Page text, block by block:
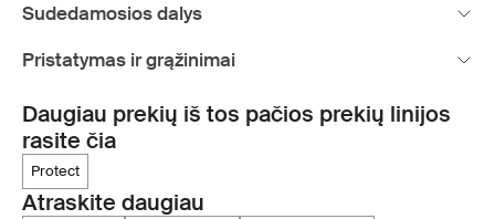
Sudedamosios dalys
Pristatymas ir grąžinimai
Daugiau prekių iš tos pačios prekių linijos
rasite čia
protect
Atraskite daugiau